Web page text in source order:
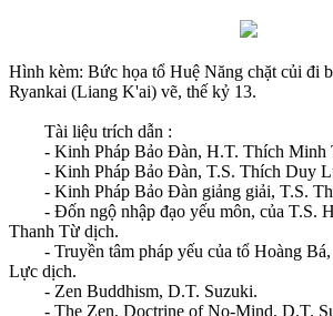
Hình kèm: Bức họa tổ Huệ Năng chặt củi đi
Ryankai (Liang K'ai) vẽ, thế kỷ 13.
Tài liệu trích dẫn :
- Kinh Pháp Bảo Ðàn, H.T. Thích Minh
- Kinh Pháp Bảo Ðàn, T.S. Thích Duy
- Kinh Pháp Bảo Ðàn giảng giải, T.S.
- Ðốn ngộ nhập đạo yếu môn, của T.S.
Thanh Từ dịch.
- Truyền tâm pháp yếu của tổ Hoàng Bá,
Lực dịch.
- Zen Buddhism, D.T. Suzuki.
- The Zen, Doctrine of No-Mind, D.T.